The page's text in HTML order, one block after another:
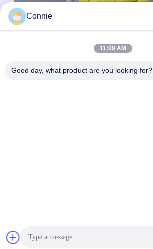
Connie
11:09 AM
Good day, what product are you looking for?